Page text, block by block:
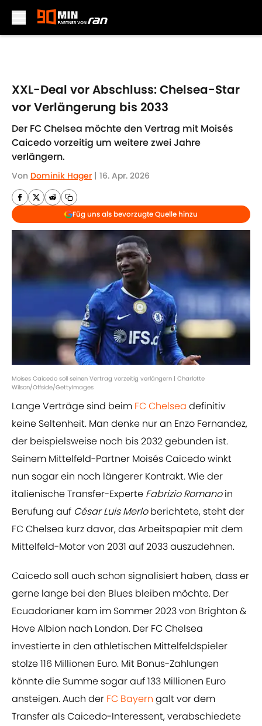
XXL-Deal vor Abschluss: Chelsea-Star
vor Verlängerung bis 2033
Der FC Chelsea möchte den Vertrag mit Moisés
Caicedo vorzeitig um weitere zwei Jahre
verlängern.
Von Dominik Hager | 16. Apr. 2026
Füg uns als bevorzugte Quelle hinzu
Moises Caicedo soll seinen Vertrag vorzeitig verlängern | Charlotte
Wilson/Offside/GettyImages
Lange Verträge sind beim FC Chelsea definitiv
keine Seltenheit. Man denke nur an Enzo Fernandez,
der beispielsweise noch bis 2032 gebunden ist.
Seinem Mittelfeld-Partner Moisés Caicedo winkt
nun sogar ein noch längerer Kontrakt. Wie der
italienische Transfer-Experte Fabrizio Romanoin
Berufung auf César Luis Merloberichtete, steht der
FC Chelsea kurz davor, das Arbeitspapier mit dem
Mittelfeld-Motor von 2031 auf 2033 auszudehnen.
Caicedo soll auch schon signalisiert haben, dass er
gerne lange bei den Blues bleiben möchte. Der
Ecuadorianer kam im Sommer 2023 von Brighton &
Hove Albion nach London. Der FC Chelsea
investierte in den athletischen Mittelfeldspieler
stolze 116 Millionen Euro. Mit Bonus-Zahlungen
könnte die Summe sogar auf 133 Millionen Euro
ansteigen. Auch der FC Bayern galt vor dem
Transfer als Caicedo-Interessent, verabschiedete